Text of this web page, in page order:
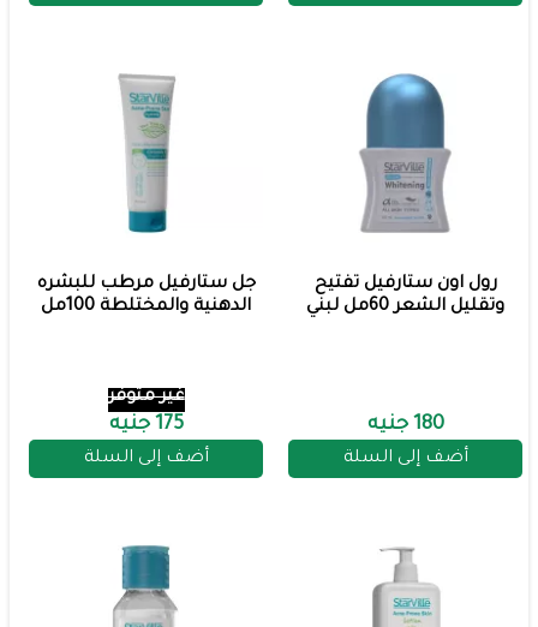
رول اون ستارفيل تفتيح
وتقليل الشعر 60مل لبني
180 جنيه
أضف إلى السلة
جل ستارفيل مرطب للبشره
الدهنية والمختلطة 100مل
غير متوفر
175 جنيه
أضف إلى السلة